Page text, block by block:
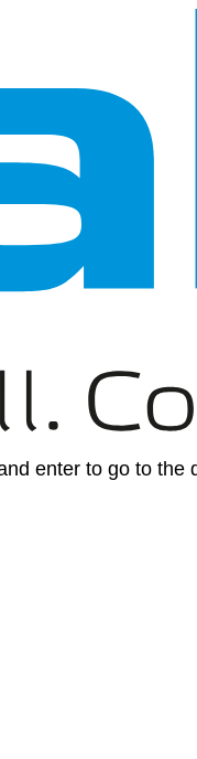
enter to go to the